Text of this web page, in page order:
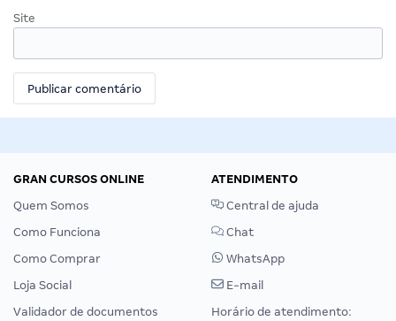
Site
GRAN CURSOS ONLINE
Quem Somos
Como Funciona
Como Comprar
Loja Social
Validador de documentos
ATENDIMENTO
Central de ajuda
Chat
WhatsApp
E-mail
Horário de atendimento: